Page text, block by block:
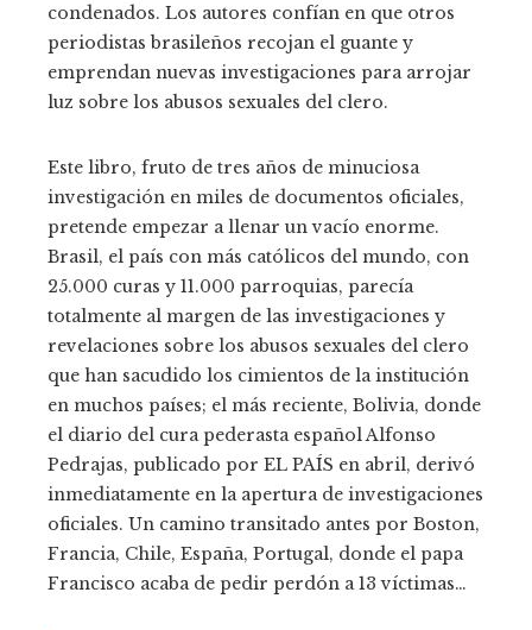
condenados. Los autores confían en que otros
periodistas brasileños recojan el guante y
emprendan nuevas investigaciones para arrojar
luz sobre los abusos sexuales del clero.
Este libro, fruto de tres años de minuciosa
investigación en miles de documentos oficiales,
pretende empezar a llenar un vacío enorme.
Brasil, el país con más católicos del mundo, con
25.000 curas y 11.000 parroquias, parecía
totalmente al margen de las investigaciones y
revelaciones sobre los abusos sexuales del clero
que han sacudido los cimientos de la institución
en muchos países; el más reciente, Bolivia, donde
el diario del cura pederasta español Alfonso
Pedrajas, publicado por EL PAÍS en abril, derivó
inmediatamente en la apertura de investigaciones
oficiales. Un camino transitado antes por Boston,
Francia, Chile, España, Portugal, donde el papa
Francisco acaba de pedir perdón a 13 víctimas…